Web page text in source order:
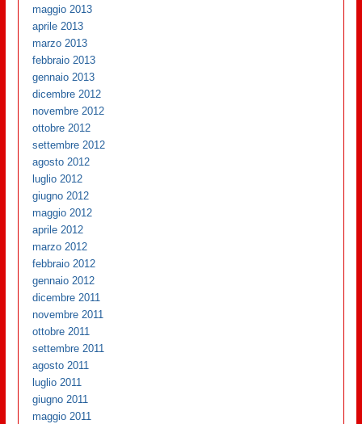
maggio 2013
aprile 2013
marzo 2013
febbraio 2013
gennaio 2013
dicembre 2012
novembre 2012
ottobre 2012
settembre 2012
agosto 2012
luglio 2012
giugno 2012
maggio 2012
aprile 2012
marzo 2012
febbraio 2012
gennaio 2012
dicembre 2011
novembre 2011
ottobre 2011
settembre 2011
agosto 2011
luglio 2011
giugno 2011
maggio 2011